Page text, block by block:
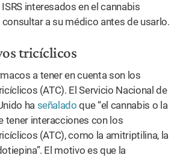
interesados en el cannabis
a su médico antes de usarlo.
tricíclicos
a tener en cuenta son los
(ATC). El Servicio Nacional de
ha señalado que “el cannabis o la
tener interacciones con los
(ATC), como la amitriptilina, la
El motivo es que la